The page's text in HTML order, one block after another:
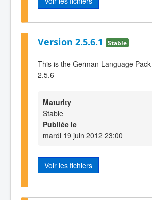
Version 2.5.6.1 Stable
This is the German Language
2.5.6
Maturity
Stable
Publiée le
mardi 19 juin 2012 23:00
Voir les fichiers